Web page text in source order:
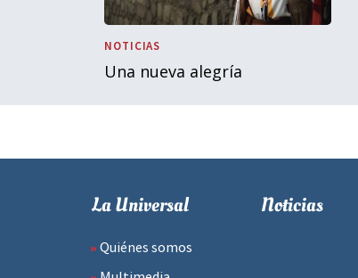
NOTICIAS
Una nueva alegría
La Universal
Quiénes somos
Noticias